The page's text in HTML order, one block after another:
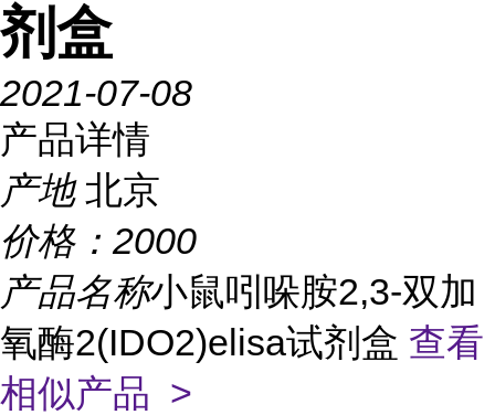
剂盒
2021-07-08
产品详情
产地 北京
价格： 2000
产品名称小鼠吲哚胺2,3-双加
氧酶2(IDO2)elisa试剂盒 查看
相似产品 >